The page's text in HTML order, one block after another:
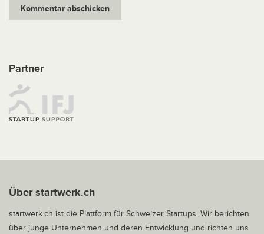
Partner
Über startwerk.ch
startwerk.ch ist die Plattform für Schweizer Startups. Wir berichten
über junge Unternehmen und deren Entwicklung und richten uns